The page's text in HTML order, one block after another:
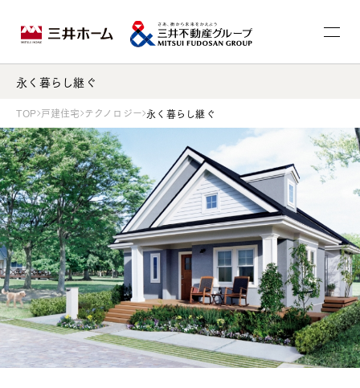
永く暮らし継ぐ
TOP 戸建住宅 テクノロジー 永く暮らし継ぐ